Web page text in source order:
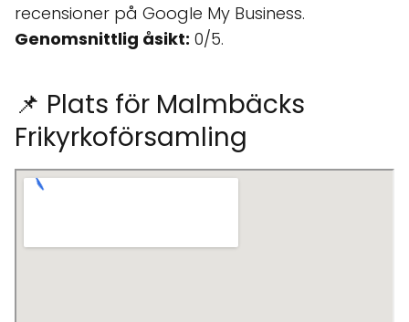
recensioner på Google My Business.
Genomsnittlig åsikt: 0/5.
📌 Plats för Malmbäcks
Frikyrkoförsamling